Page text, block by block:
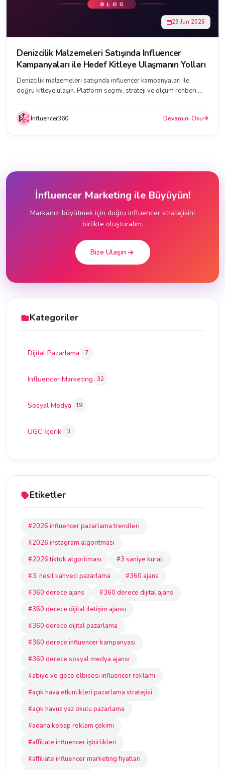
29 Jun 2026
Denizcilik Malzemeleri Satışında Influencer
Kampanyaları ile Hedef Kitleye Ulaşmanın Yolları
Denizcilik malzemeleri satışında influencer kampanyaları ile
doğru kitleye ulaşın. Platform seçimi, strateji ve ölçüm rehberi....
İnfluencer360 Devamını Oku
İnfluencer Marketing ile Büyüyün!
Markanızı büyütmek için doğru influencer stratejisini
birlikte oluşturalım.
Bize Ulaşın
Kategoriler
Dijital Pazarlama 7
Influencer Marketing 32
Sosyal Medya 19
UGC İçerik 3
Etiketler
#2026 influencer pazarlama trendleri
#2026 instagram algoritması
#2026 tiktok algoritması
#3 saniye kuralı
#3. nesil kahveci pazarlama
#360 ajans
#360 derece ajans
#360 derece dijital ajans
#360 derece dijital iletişim ajansı
#360 derece dijital pazarlama
#360 derece influencer kampanyası
#360 derece sosyal medya ajansı
#abiye ve gece elbisesi influencer reklamı
#açık hava etkinlikleri pazarlama stratejisi
#açık havuz yaz okulu pazarlama
#adana kebap reklam çekimi
#affiliate influencer işbirlikleri
#affiliate influencer marketing fiyatları